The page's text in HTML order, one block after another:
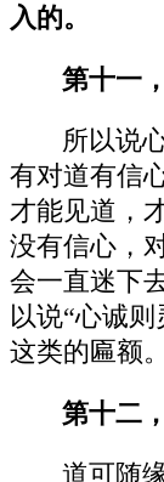
入的。
第十一
所以说
有对道有信
才能见道，
没有信心，
会一直迷下
以说“心诚
这类的匾额。
第十二
道可随